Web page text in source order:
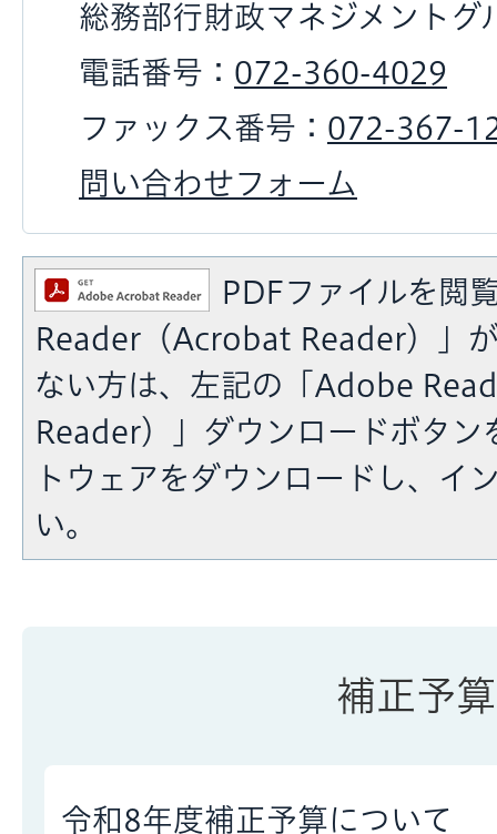
総務部行財政マネジメントグ
電話番号： 072-360-4029
ファックス番号： 072-367-
問い合わせフォーム
PDFファイルを閲
Reader（Acrobat Reader）」
ない方は、左記の「Adobe
Reader）」ダウンロードボタン
トウェアをダウンロードし、イ
い。
補正予算
令和8年度補正予算について